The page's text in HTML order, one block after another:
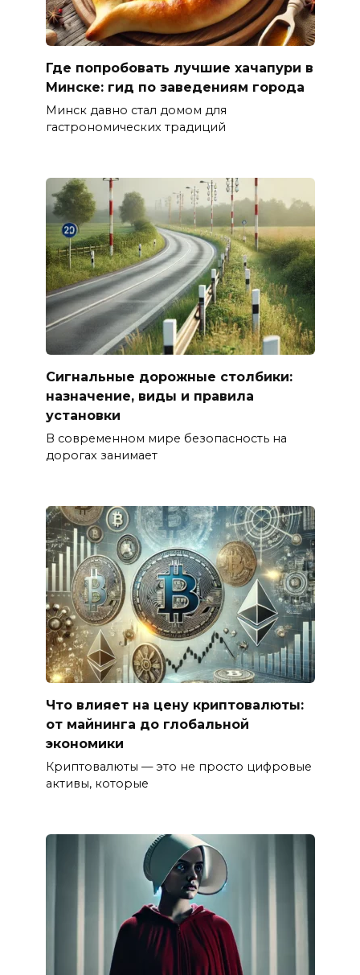
Где попробовать лучшие хачапури в
Минске: гид по заведениям города
Минск давно стал домом для
гастрономических традиций
Сигнальные дорожные столбики:
назначение, виды и правила
установки
В современном мире безопасность на
дорогах занимает
Что влияет на цену криптовалюты:
от майнинга до глобальной
экономики
Криптовалюты — это не просто цифровые
активы, которые